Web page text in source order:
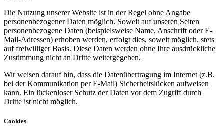
Die Nutzung unserer Website ist in der Regel ohne Angabe
personenbezogener Daten möglich. Soweit auf unseren Seiten
personenbezogene Daten (beispielsweise Name, Anschrift oder E-
Mail-Adressen) erhoben werden, erfolgt dies, soweit möglich, stets
auf freiwilliger Basis. Diese Daten werden ohne Ihre ausdrückliche
Zustimmung nicht an Dritte weitergegeben.
Wir weisen darauf hin, dass die Datenübertragung im Internet (z.B.
bei der Kommunikation per E-Mail) Sicherheitslücken aufweisen
kann. Ein lückenloser Schutz der Daten vor dem Zugriff durch
Dritte ist nicht möglich.
Cookies